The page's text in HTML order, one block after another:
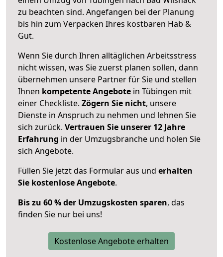
zu beachten sind. Angefangen bei der Planung
bis hin zum Verpacken Ihres kostbaren Hab &
Gut.
Wenn Sie durch Ihren alltäglichen Arbeitsstress
nicht wissen, was Sie zuerst planen sollen, dann
übernehmen unsere Partner für Sie und stellen
Ihnen kompetente Angebote in Tübingen mit
einer Checkliste. Zögern Sie nicht, unsere
Dienste in Anspruch zu nehmen und lehnen Sie
sich zurück. Vertrauen Sie unserer 12 Jahre
Erfahrung in der Umzugsbranche und holen Sie
sich Angebote.
Füllen Sie jetzt das Formular aus und erhalten
Sie kostenlose Angebote.
Bis zu 60 % der Umzugskosten sparen, das
finden Sie nur bei uns!
Kostenlose Angebote erhalten